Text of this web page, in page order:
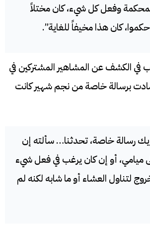
وفعل كل شيء، كان مختلاً
كان هذا مخيفاً للغاية”.
في الكشف عن المشاهير المشتركين في
برسالة خاصة من نجم شهير كانت
رسالة خاصة، تحدثنا… سألته إن
ميامي، أو إن كان يرغب في فعل شيء
لتناول العشاء أو ما شابه لكنه لم